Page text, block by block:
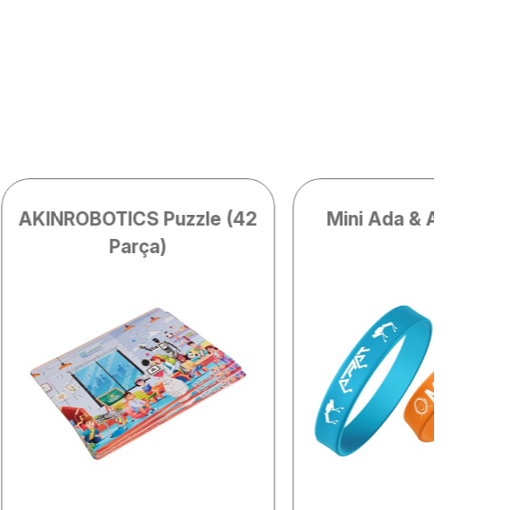
AKINROBOTICS Puzzle (42
Parça)
Mini Ada & Arat